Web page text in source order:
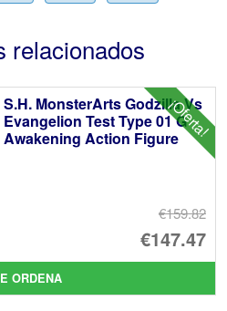
relacionados
¡Oferta!
S.H. MonsterArts Godzilla Vs
Evangelion Test Type 01 G
Awakening Action Figure
€159.82
El
€147.47
El
ORDENA